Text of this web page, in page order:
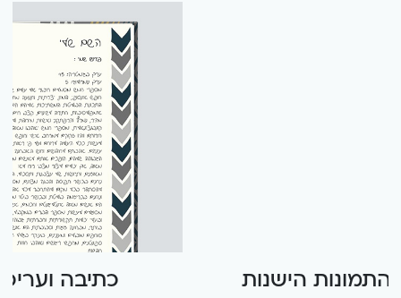
סורקים את התמונות הישנות